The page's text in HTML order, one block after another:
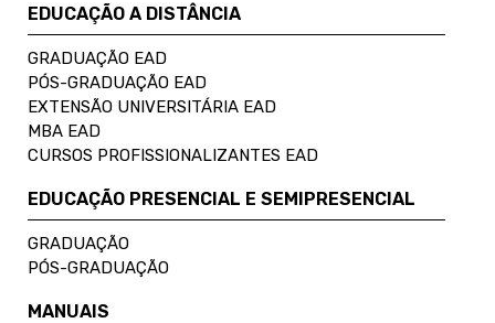
EDUCAÇÃO A DISTÂNCIA
GRADUAÇÃO EAD
PÓS-GRADUAÇÃO EAD
EXTENSÃO UNIVERSITÁRIA EAD
MBA EAD
CURSOS PROFISSIONALIZANTES EAD
EDUCAÇÃO PRESENCIAL E SEMIPRESENCIAL
GRADUAÇÃO
PÓS-GRADUAÇÃO
MANUAIS